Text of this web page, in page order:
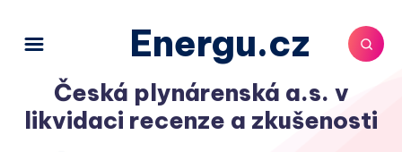
Energu.cz
Česká plynárenská a.s. v
likvidaci recenze a zkušenosti